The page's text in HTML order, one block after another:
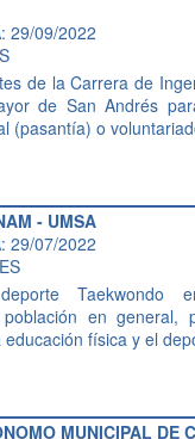
29/09/2022
de la Carrera de
de San Andrés
(pasantía) o
- UMSA
29/07/2022
Taekwondo
en general,
física y el
MUNICIPAL DE